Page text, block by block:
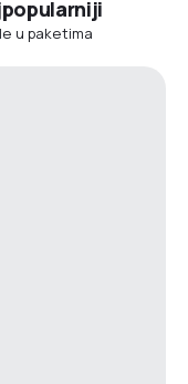
u paketima